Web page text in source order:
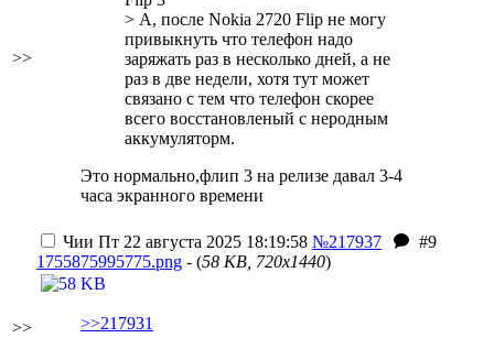
>>
> А, после Nokia 2720 Flip не могу
привыкнуть что телефон надо
заряжать раз в несколько дней, а не
раз в две недели, хотя тут может
связано с тем что телефон скорее
всего восстановленый с неродным
аккумуляторм.
Это нормально,флип 3 на релизе давал 3-4
часа экранного времени
>>
Чии Пт 22 августа 2025 18:19:58 №217937
#9
1755875995775.png - (58 KB, 720x1440)
>>217931